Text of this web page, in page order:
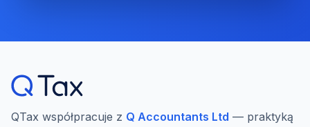
QTax współpracuje z Q Accountants Ltd — praktyką